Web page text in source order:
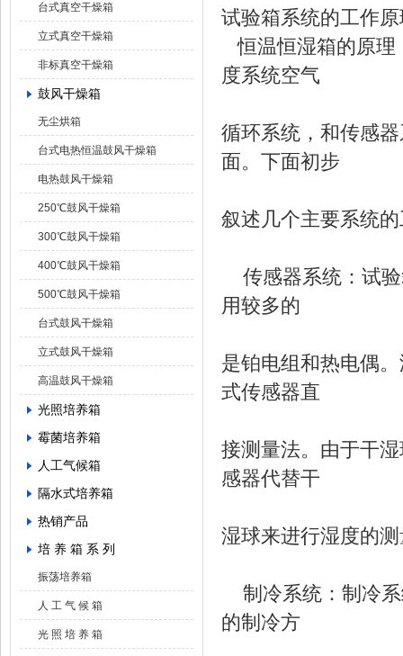
台式真空干燥箱
立式真空干燥箱
非标真空干燥箱
鼓风干燥箱
无尘烘箱
台式电热恒温鼓风干燥箱
电热鼓风干燥箱
250℃鼓风干燥箱
300℃鼓风干燥箱
400℃鼓风干燥箱
500℃鼓风干燥箱
台式鼓风干燥箱
立式鼓风干燥箱
高温鼓风干燥箱
光照培养箱
霉菌培养箱
人工气候箱
隔水式培养箱
热销产品
培 养 箱 系 列
振荡培养箱
人 工 气 候 箱
光 照 培 养 箱
试验箱系统的工作
恒温恒湿箱的原理
度系统空气
循环系统，和传感
面。下面初步
叙述几个主要系统
传感器系统：试验
用较多的
是铂电组和热电偶
式传感器直
接测量法。由于干
感器代替干
湿球来进行湿度的
制冷系统：制冷系
的制冷方